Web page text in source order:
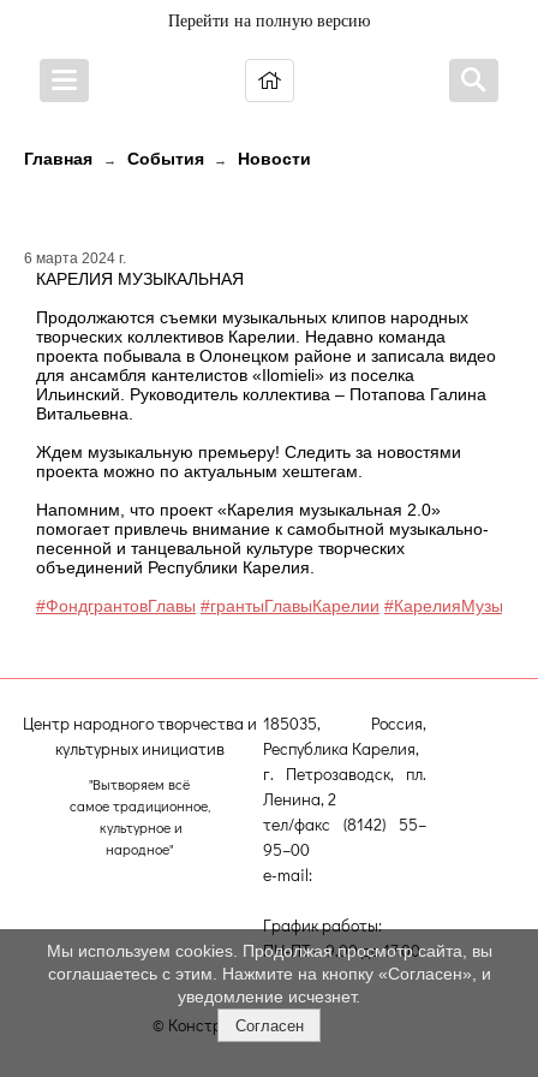
Перейти на полную версию
Главная → События → Новости
6 марта 2024 г.
КАРЕЛИЯ МУЗЫКАЛЬНАЯ
Продолжаются съемки музыкальных клипов народных
творческих коллективов Карелии. Недавно команда
проекта побывала в Олонецком районе и записала видео
для ансамбля кантелистов «Ilomieli» из поселка
Ильинский. Руководитель коллектива – Потапова Галина
Витальевна.
Ждем музыкальную премьеру! Следить за новостями
проекта можно по актуальным хештегам.
Напомним, что проект «Карелия музыкальная 2.0»
помогает привлечь внимание к самобытной музыкально-
песенной и танцевальной культуре творческих
объединений Республики Карелия.
#ФондгрантовГлавы #грантыГлавыКарелии
Центр народного творчества и
культурных инициатив
"Вытворяем всё
самое традиционное,
культурное и
народное"
185035, Россия,
Республика Карелия,
г. Петрозаводск, пл.
Ленина, 2
тел/факс (8142) 55–
95–00
e-mail:
График работы:
ПН-ПТ с 9.00 до 17.00
© Конструктор сайтов
Мы используем cookies. Продолжая просмотр сайта, вы
соглашаетесь с этим. Нажмите на кнопку «Согласен», и
уведомление исчезнет.
Согласен